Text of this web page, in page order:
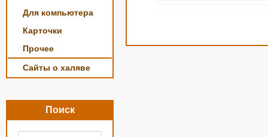
Для компьютера
Карточки
Прочее
Сайты о халяве
Поиск